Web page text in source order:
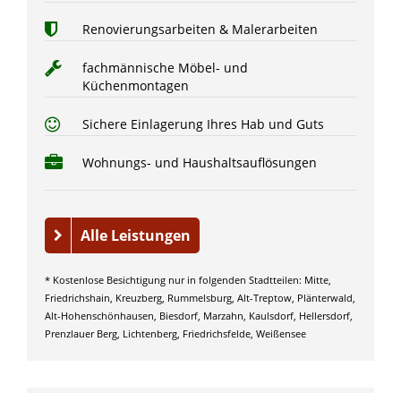
Renovierungsarbeiten & Malerarbeiten
fachmännische Möbel- und
Küchenmontagen
Sichere Einlagerung Ihres Hab und Guts
Wohnungs- und Haushaltsauflösungen
Alle Leistungen
* Kostenlose Besichtigung nur in folgenden Stadtteilen: Mitte,
Friedrichshain, Kreuzberg, Rummelsburg, Alt-Treptow, Plänterwald,
Alt-Hohenschönhausen, Biesdorf, Marzahn, Kaulsdorf, Hellersdorf,
Prenzlauer Berg, Lichtenberg, Friedrichsfelde, Weißensee